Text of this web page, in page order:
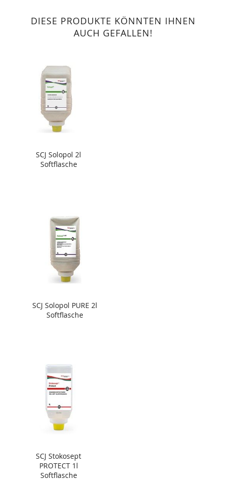
DIESE PRODUKTE KÖNNTEN IHNEN
AUCH GEFALLEN!
SCJ Solopol 2l
Softflasche
SCJ Solopol PURE 2l
Softflasche
SCJ Stokosept
PROTECT 1l
Softflasche